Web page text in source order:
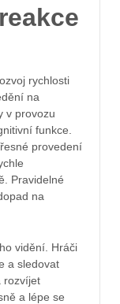
rychlosti
na
v provozu
funkce.
provedení
Pravidelné
na
vidění. Hráči
a sledovat
rozvíjet
a lépe se